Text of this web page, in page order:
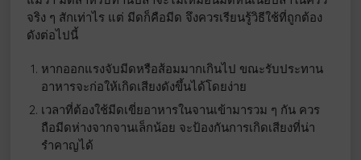
จริง ๆ สักเท่าไร แต่ มีดก็คือมีด จึงควรเรียนรู้วิธีใช้ที่ถูกต้อง
ดังต่อไปนี้
หากออกแรงจับมีดหรือส้อมมากเกินไป ขณะรับประทาน
อาหารจะก่อให้เกิดเสียงดังขึ้นได้โดยง่าย
เวลาที่ต้องใช้มีดเขี่ยอาหารในจานเข้ามารวม ๆ กัน ควร
ถือมีดห่างจากจานเล็กน้อย จะป้องกันการเกิดเสียงที่น่า
รำคาญได้